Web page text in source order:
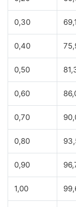
0,30 69,1
0,40
0,50
0,60
0,70
0,80
0,90
1,00